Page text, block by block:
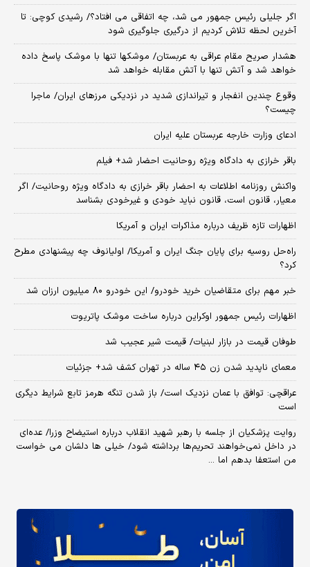
اگر جلیلی رئیس جمهور می شد، چه اتفاقی می افتاد؟/ رشیدی کوچی: تا
آخرین لحظه تلاش کردیم از درگیری جلوگیری شود
هشدار صریح مقام عراقی به عربستان/ موشکها تنها با موشک پاسخ داده
خواهد شد و آتش تنها با آتش مقابله خواهد شد
وقوع چندین انفجار و تیراندازی شدید در نزدیکی مرز‌های ایران/ ماجرا
چیست؟
ادعای وزارت خارجه عربستان علیه ایران
باقر خرازی به دادگاه ویژه روحانیت احضار شد+ فیلم
واکنش روزنامه اطلاعات به احضار باقر خرازی به دادگاه ویژه روحانیت/ اگر
معیار، قانون است، قانون نباید خودی و غیرخودی بشناسد
اظهارات تازه ظریف درباره مذاکرات ایران و آمریکا
راه‌حل روسیه برای پایان جنگ ایران و آمریکا/ اولیانوف چه پیشنهادی مطرح
کرد؟
خبر مهم برای متقاضیان خرید خودرو/ این خودرو ۸۰ میلیون ارزان شد
اظهارات رئیس جمهور اوکراین درباره ساخت موشک پاتریوت
طوفان قیمت در بازار لبنیات/ قیمت شیر عجیب شد
معمای ناپدید شدن زن ۴۵ ساله در تهران کشف شد+ جزئیات
عراقچی: توافق با عمان نزدیک است/ باز شدن تنگه هرمز تابع شرایط دیگری
است
روایت پزشکیان از جلسه با رهبر شهید انقلاب درباره استیضاح وزرا/ عده‌ای
در داخل نمی‌خواهند تحریم‌ها برداشته شود/ خیلی ها دلشان می خواست
من استعفا بدهم اما ...